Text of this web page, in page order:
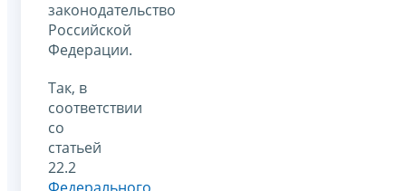
законодательство
Российской
Федерации.
Так, в
соответствии
со
статьей
22.2
Федерального